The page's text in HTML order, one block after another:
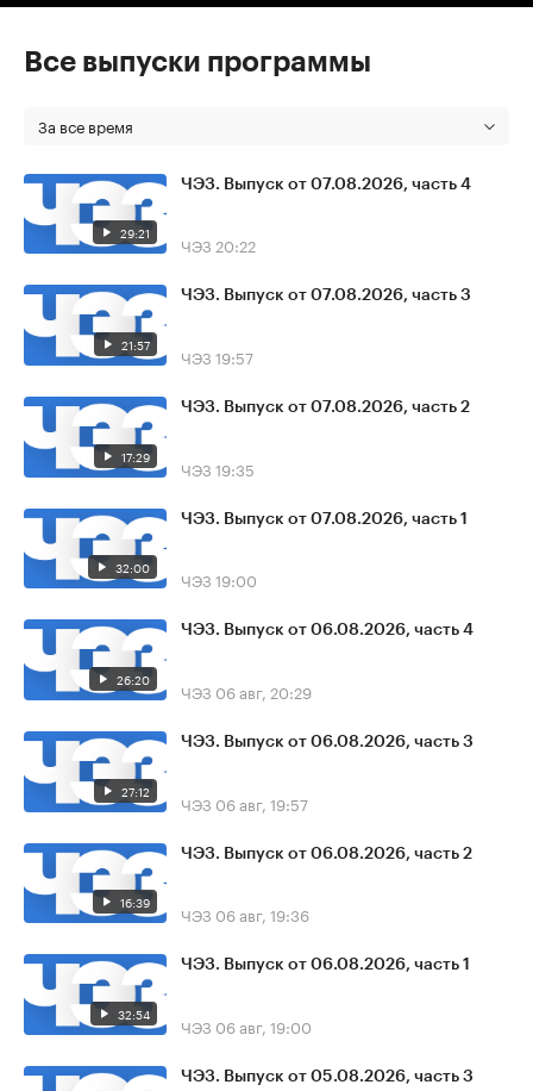
Все выпуски программы
За все время
29:21
ЧЭЗ. Выпуск от 07.08.2026, часть 4
ЧЭЗ 20:22
21:57
ЧЭЗ. Выпуск от 07.08.2026, часть 3
ЧЭЗ 19:57
17:29
ЧЭЗ. Выпуск от 07.08.2026, часть 2
ЧЭЗ 19:35
32:00
ЧЭЗ. Выпуск от 07.08.2026, часть 1
ЧЭЗ 19:00
26:20
ЧЭЗ. Выпуск от 06.08.2026, часть 4
ЧЭЗ 06 авг, 20:29
27:12
ЧЭЗ. Выпуск от 06.08.2026, часть 3
ЧЭЗ 06 авг, 19:57
16:39
ЧЭЗ. Выпуск от 06.08.2026, часть 2
ЧЭЗ 06 авг, 19:36
32:54
ЧЭЗ. Выпуск от 06.08.2026, часть 1
ЧЭЗ 06 авг, 19:00
ЧЭЗ. Выпуск от 05.08.2026, часть 3